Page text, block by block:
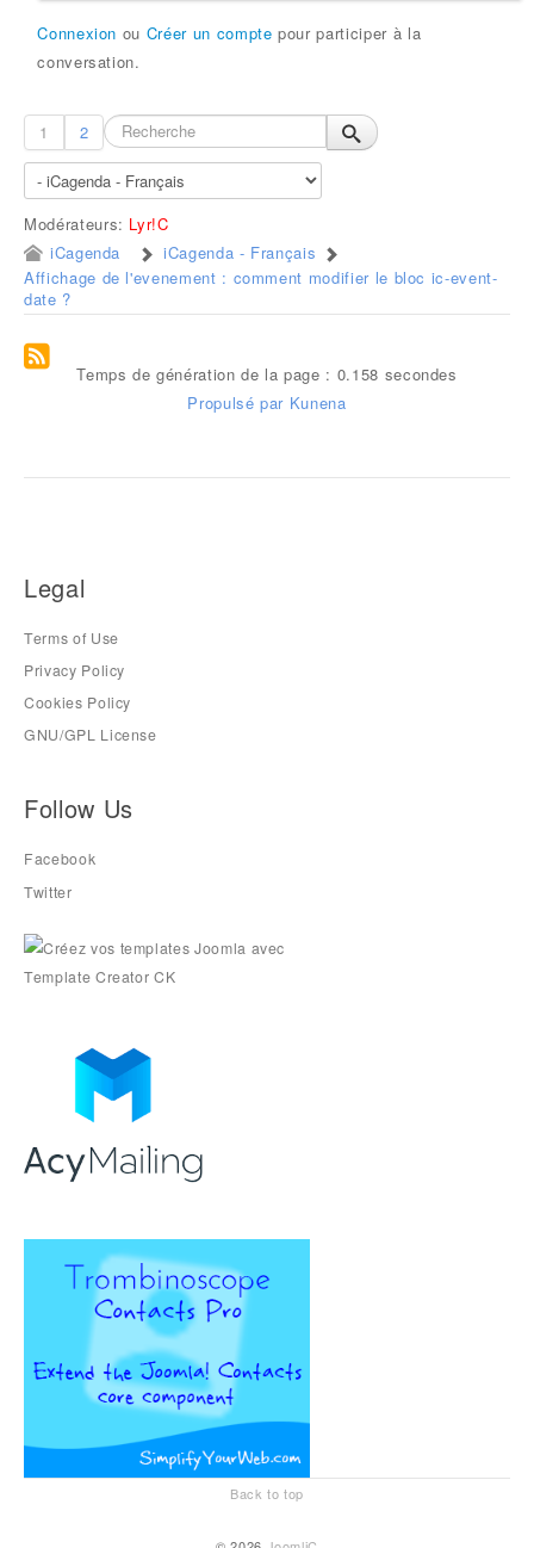
Connexion ou Créer un compte pour participer à la
conversation.
1 2
Modérateurs: Lyr!C
iCagenda
iCagenda - Français
Affichage de l'evenement : comment modifier le bloc ic-event-
date ?
Temps de génération de la page : 0.158 secondes
Propulsé par Kunena
Legal
Terms of Use
Privacy Policy
Cookies Policy
GNU/GPL License
Follow Us
Facebook
Twitter
Back to top